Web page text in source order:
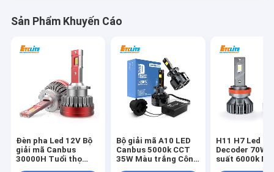
Sản Phẩm Khuyến Cáo
Đèn pha Led 12V Bộ
giải mã Canbus
30000H Tuổi thọ
Bộ giải mã A10 LED
Canbus 5000k CCT
35W Màu trắng Công
H11 H7 Led
Decoder 70W
suất 6000k